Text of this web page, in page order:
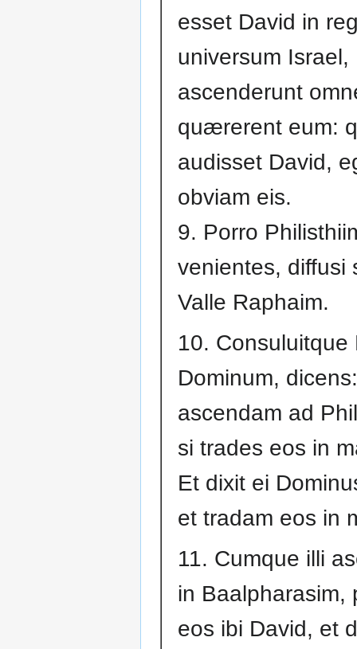
esset David in
universum Israel,
ascenderunt
quærerent eum:
audisset David,
obviam eis.
9. Porro
venientes, diffusi
Valle Raphaim.
10. Consuluitque
Dominum,
ascendam ad
si trades eos in
Et dixit ei
et tradam eos in
11. Cumque illi
in Baalpharasim,
eos ibi David, et